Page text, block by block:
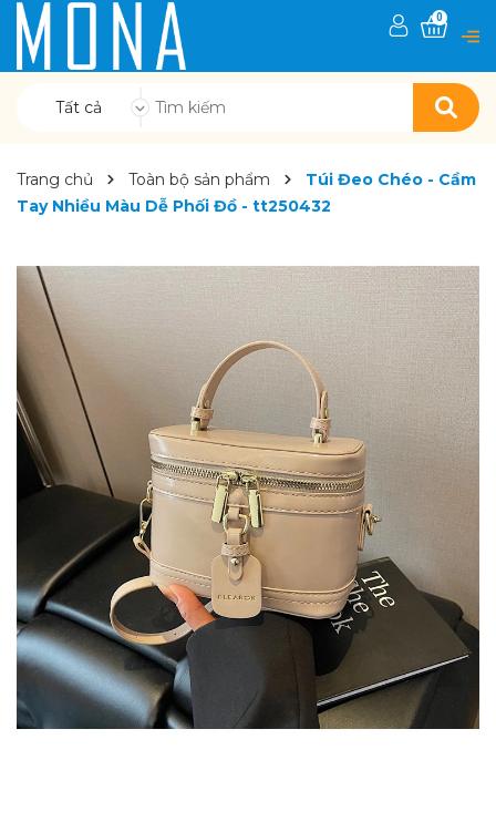
Tất cả
0
Trang chủ Toàn bộ sản phẩm
Túi Đeo Chéo - Cầm
Tay Nhiều Màu Dễ Phối Đồ - tt250432